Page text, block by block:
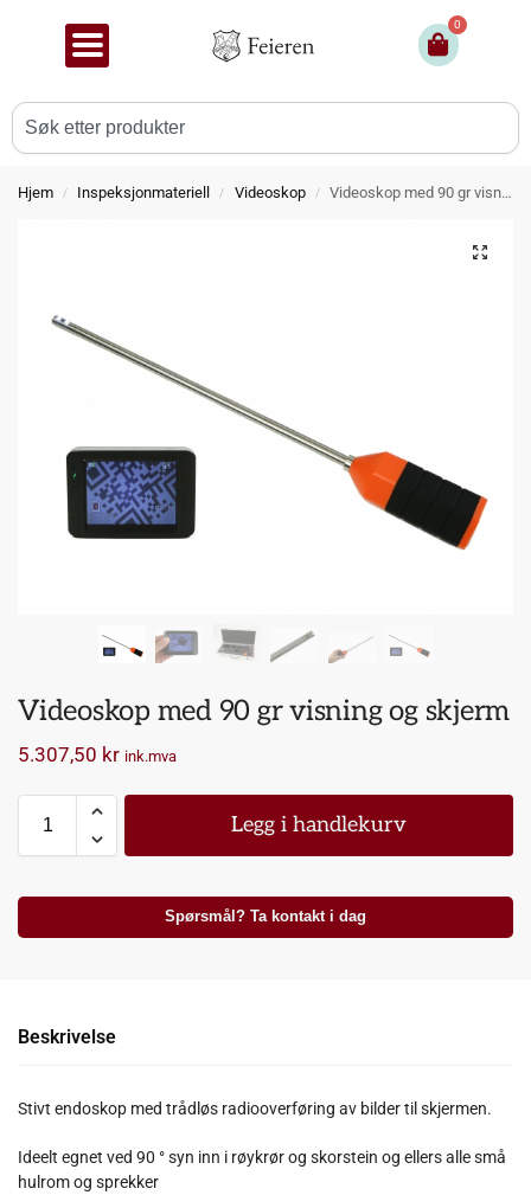
0
Hjem / Inspeksjonmateriell / Videoskop / Videoskop med 90 gr visning og skjerm
Videoskop med 90 gr visning og skjerm
5.307,50 kr ink.mva
Legg i handlekurv
Spørsmål? Ta kontakt i dag
Beskrivelse
Stivt endoskop med trådløs radiooverføring av bilder til skjermen.
Ideelt egnet ved 90 ° syn inn i røykrør og skorstein og ellers alle små
hulrom og sprekker